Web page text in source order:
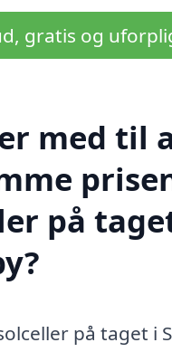
gratis og
med til
på
på taget i